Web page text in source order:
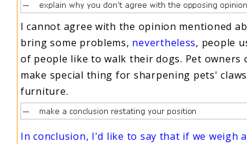
I cannot agree with the opinion mentioned
bring some problems, nevertheless, people
of people like to walk their dogs. Pet
make special thing for sharpening pets'
furniture.
In conclusion, I'd like to say that if we weigh